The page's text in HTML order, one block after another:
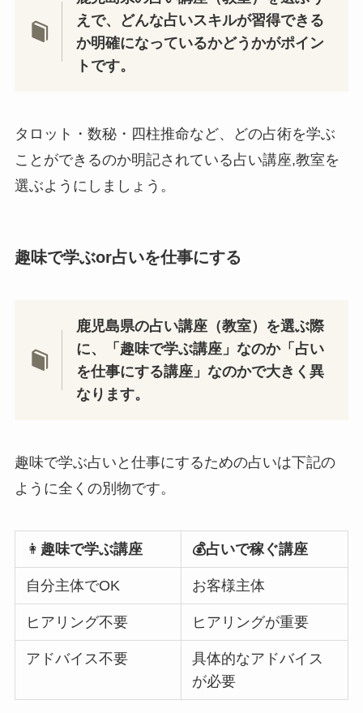
えで、どんな占いスキルが習得できる
か明確になっているかどうかがポイン
トです。
タロット・数秘・四柱推命など、どの占術を学ぶ
ことができるのか明記されている占い講座,教室を
選ぶようにしましょう。
趣味で学ぶor占いを仕事にする
鹿児島県の占い講座（教室）を選ぶ際
に、「趣味で学ぶ講座」なのか「占い
を仕事にする講座」なのかで大きく異
なります。
趣味で学ぶ占いと仕事にするための占いは下記の
ように全くの別物です。
👩 趣味で学ぶ講座 💰占いで稼ぐ講座
自分主体でOK お客様主体
ヒアリング不要 ヒアリングが重要
アドバイス不要
具体的なアドバイス
が必要